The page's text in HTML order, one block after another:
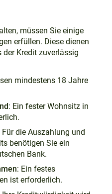
müssen Sie einige
erfüllen. Diese dienen
der Kredit zuverlässig
mindestens 18 Jahre
: Ein fester Wohnsitz in
Für die Auszahlung und
benötigen Sie ein
Bank.
: Ein festes
ist erforderlich.